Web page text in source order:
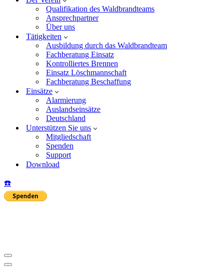
Qualifikation des Waldbrandteams
Ansprechpartner
Über uns
Tätigkeiten
Ausbildung durch das Waldbrandteam
Fachberatung Einsatz
Kontrolliertes Brennen
Einsatz Löschmannschaft
Fachberatung Beschaffung
Einsätze
Alarmierung
Auslandseinsätze
Deutschland
Unterstützen Sie uns
Mitgliedschaft
Spenden
Support
Download
☎️
Navigationsmenü
Navigationsmenü